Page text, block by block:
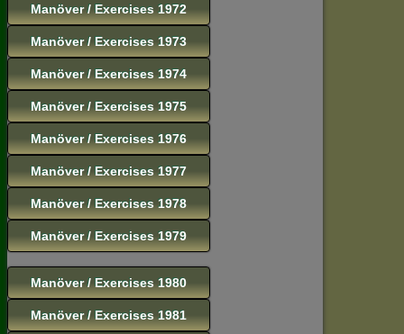
Manöver / Exercises 1972
Manöver / Exercises 1973
Manöver / Exercises 1974
Manöver / Exercises 1975
Manöver / Exercises 1976
Manöver / Exercises 1977
Manöver / Exercises 1978
Manöver / Exercises 1979
Manöver / Exercises 1980
Manöver / Exercises 1981